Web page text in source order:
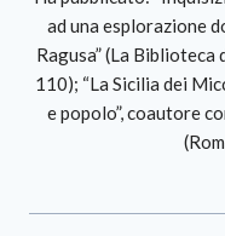
ad una esplorazione
Ragusa” (La Biblioteca
110); “La Sicilia dei
e popolo”, coautore